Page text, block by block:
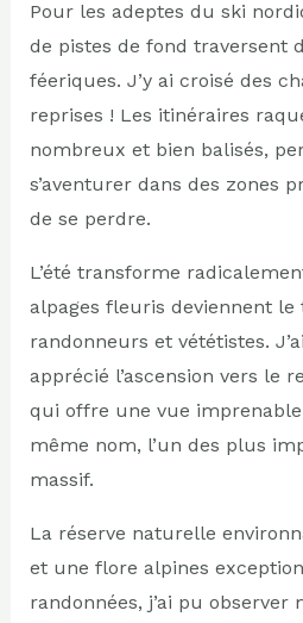
Pour les adeptes du ski
de pistes de fond traversent
féeriques. J’y ai croisé des
reprises ! Les itinéraires
nombreux et bien balisés,
s’aventurer dans des zones
de se perdre.
L’été transforme
alpages fleuris deviennent le
randonneurs et vététistes.
apprécié l’ascension vers le
qui offre une vue
même nom, l’un des plus
massif.
La réserve naturelle
et une flore alpines
randonnées, j’ai pu observer